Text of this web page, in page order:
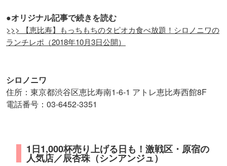
●オリジナル記事で続きを読む
>>> 【恵比寿】もっちもちのタピオカ食べ放題！シロノニワの
ランチレポ（2018年10月3日公開）
シロノニワ
住所：東京都渋谷区恵比寿南1-6-1 アトレ恵比寿西館8F
電話番号：03-6452-3351
1日1,000杯売り上げる日も！激戦区・原宿の
人気店／辰杏珠（シンアンジュ）